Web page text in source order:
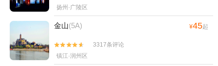
扬州·广陵区
金山(5A) ¥45起


3317条评论
镇江·润州区